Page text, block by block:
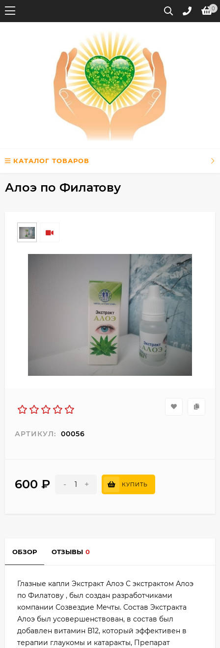
0
КАТАЛОГ ТОВАРОВ
Алоэ по Филатову
АРТИКУЛ: 00056
600 ₽ - + КУПИТЬ
ОБЗОР ОТЗЫВЫ 0
Глазные капли Экстракт Алоэ С экстрактом Алоэ
по Филатову , был создан разработчиками
компании Созвездие Мечты. Состав Экстракта
Алоэ был усовершенствован, в состав был
добавлен витамин В12, который эффективен в
терапии глаукомы и катаракты, Препарат